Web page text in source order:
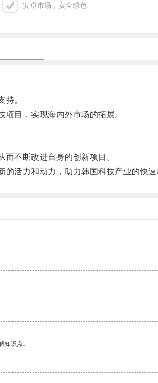
安卓市场，安全绿色
。
目，实现海内外市场的拓展。
不断改进自身的创新项目。
活力和动力，助力韩国科技产业的快速
识点。